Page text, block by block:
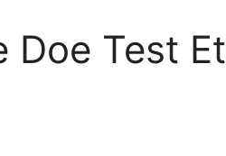
Doe Test Et